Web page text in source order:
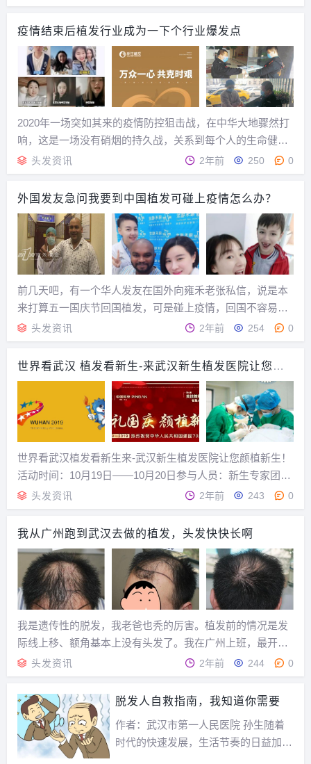
句：“你们辛苦了！ 向您致敬！”。今天新生植发来了一位援
鄂抗疫英雄付先生，新生植发华北总院为感谢...
疫情结束后植发行业成为一下个行业爆发点
2020年一场突如其来的疫情防控狙击战，在中华大地骤然打
响，这是一场没有硝烟的持久战，关系到每个人的生命健
康。古人云：“不为良相，便为良医。”泱泱中华，历史源远
流长，行业繁多，唯相医并论。这场无声的战争一打就是三
个月，包括新生植发在内的各地医务工作者、劳动...
头发资讯 2年前 250 0
外国发友急问我要到中国植发可碰上疫情怎么办？
前几天吧，有一个华人发友在国外向雍禾老张私信，说是本
来打算五一国庆节回国植发，可是碰上疫情，回国不容易，
问植发问题怎么办？先不回答上面的问题，雍禾老张插入一
个花絮。上上周，在某个网络平台闲逛，突然遇到一个在加
拿大的华人，闲扯到建筑问题，然后各自交流职业信息...
头发资讯 2年前 254 0
世界看武汉 植发看新生-来武汉新生植发医院让您颜
植新生！
世界看武汉植发看新生来-武汉新生植发医院让您颜植新生！
活动时间：10月19日——10月20日参与人员：新生专家团、
明星发友、院工作人员等活动亮点：1、新生专家团倾力亲
诊，根据每位发友的情况定制专属设计方案，凸显个人气
质。2、众多明星发友分享新生植发体验，现...
头发资讯 2年前 243 0
我从广州跑到武汉去做的植发，头发快快长啊
我是遗传性的脱发，我老爸也秃的厉害。植发前的情况是发
际线上移、额角基本上没有头发了。我在广州上班，最开始
打算在广州做的，但是看我一个哥们儿在武汉做的效果挺
好，所以我也长途跋涉到武汉去做了。远是远了些，只要效
果好，都是值了。至于为啥我要植发？说起来也是泪……...
头发资讯 2年前 244 0
脱发人自救指南，我知道你需要
作者：武汉市第一人民医院 孙生随着
时代的快速发展，生活节奏的日益加